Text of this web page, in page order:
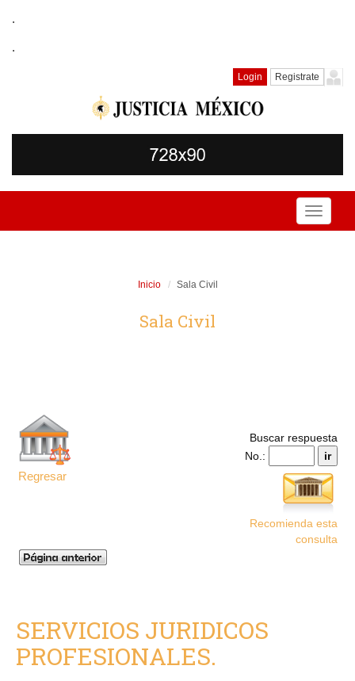
.
.
Login Registrate
Toggle
Inicio Sala Civil
Sala Civil
Regresar
Buscar respuesta
No.:
Recomienda esta
consulta
SERVICIOS JURIDICOS
PROFESIONALES.